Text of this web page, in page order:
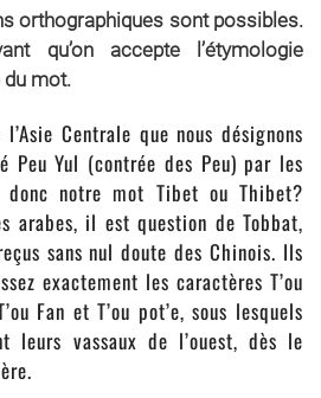
orthographiques sont possibles.
qu’on accepte l’étymologie
mot.
Centrale que nous désignons
Peu Yul (contrée des Peu) par les
donc notre mot Tibet ou Thibet?
arabes, il est question de Tobbat,
sans nul doute des Chinois. Ils
exactement les caractères T’ou
Fan et T’ou pot’e, sous lesquels
leurs vassaux de l’ouest, dès le